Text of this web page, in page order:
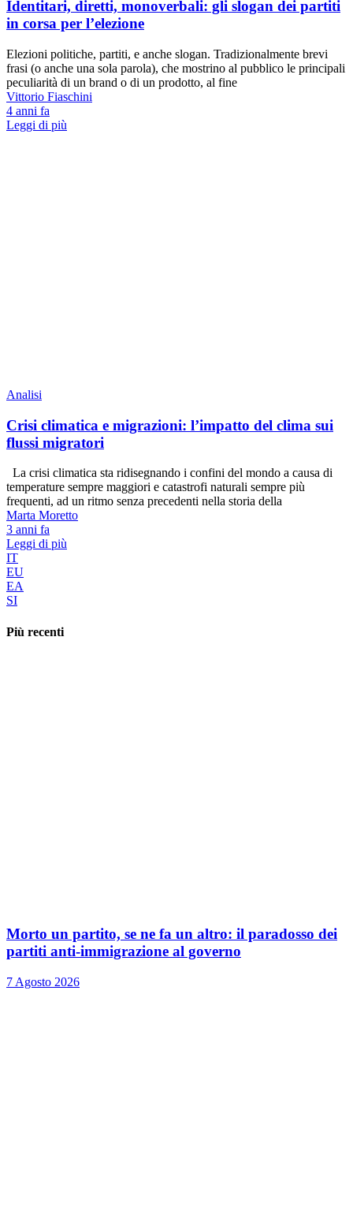
Identitari, diretti, monoverbali: gli slogan dei partiti
in corsa per l’elezione
Elezioni politiche, partiti, e anche slogan. Tradizionalmente brevi
frasi (o anche una sola parola), che mostrino al pubblico le principali
peculiarità di un brand o di un prodotto, al fine
Vittorio Fiaschini
4 anni fa
Leggi di più
Analisi
Crisi climatica e migrazioni: l’impatto del clima sui
flussi migratori
La crisi climatica sta ridisegnando i confini del mondo a causa di
temperature sempre maggiori e catastrofi naturali sempre più
frequenti, ad un ritmo senza precedenti nella storia della
Marta Moretto
3 anni fa
Leggi di più
IT
EU
EA
SI
Più recenti
Morto un partito, se ne fa un altro: il paradosso dei
partiti anti-immigrazione al governo
7 Agosto 2026